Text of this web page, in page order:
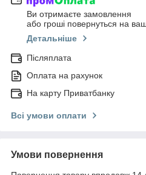
Ви отримаєте замовлення
або гроші повернуться на
Детальніше
Післяплата
Оплата на рахунок
На карту Приватбанку
Всі умови оплати
Умови повернення